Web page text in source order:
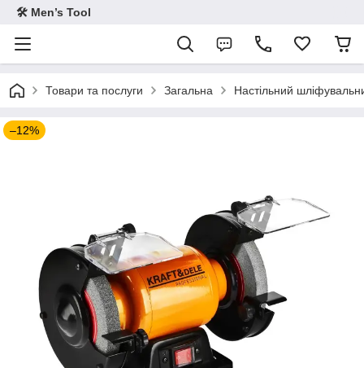
🛠 Men’s Tool
Товари та послуги Загальна Настільний
–12%